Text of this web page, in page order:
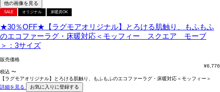
他の画像を見る
SALE オリジナル 床暖房OK
★30％OFF★【ラグモアオリジナル】とろける肌触り、もふもふ
のエコファーラグ・床暖対応＜モッフィー スクエア モーブ
＞：3サイズ
販売価格
¥6,776
税込 〜
【ラグモアオリジナル】とろける肌触り、もふもふのエコファーラグ・床暖対応＜モッフィー＞
詳細を見る
お気に入りに登録する